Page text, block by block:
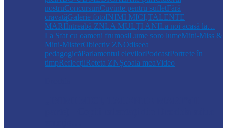
nostruConcursuriCuvinte pentru sufletFără
cravatăGalerie fotoINIMI MICI,TALENTE
MARIÎntreabă ZNLA MULŢI ANILa noi acasă la…
La Sfat cu oameni frumoșiLume soro lumeMini-Miss &
Mini-MisterObiectiv ZNOdiseea
pedagogicăParlamentul elevilorPodcastPortrete în
timpReflecțiiReteta ZNȘcoala meaVideo